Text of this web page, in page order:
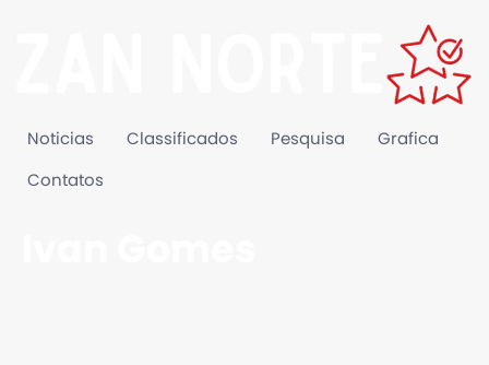
Noticias Classificados Pesquisa Grafica
Contatos